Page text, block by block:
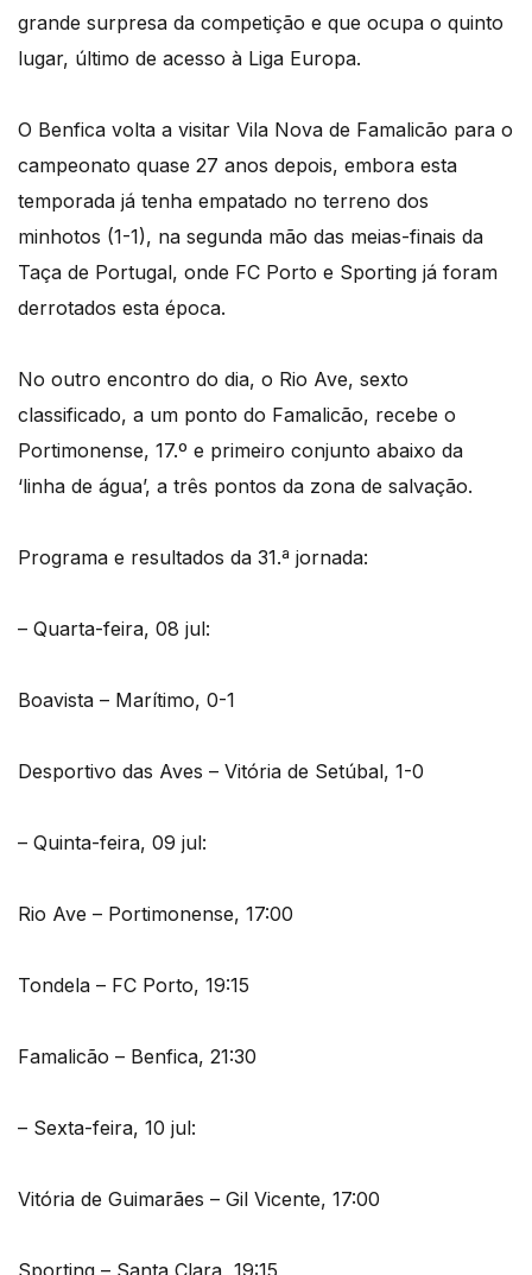
grande surpresa da competição e que ocupa o quinto
lugar, último de acesso à Liga Europa.
O Benfica volta a visitar Vila Nova de Famalicão para o
campeonato quase 27 anos depois, embora esta
temporada já tenha empatado no terreno dos
minhotos (1-1), na segunda mão das meias-finais da
Taça de Portugal, onde FC Porto e Sporting já foram
derrotados esta época.
No outro encontro do dia, o Rio Ave, sexto
classificado, a um ponto do Famalicão, recebe o
Portimonense, 17.º e primeiro conjunto abaixo da
‘linha de água’, a três pontos da zona de salvação.
Programa e resultados da 31.ª jornada:
– Quarta-feira, 08 jul:
Boavista – Marítimo, 0-1
Desportivo das Aves – Vitória de Setúbal, 1-0
– Quinta-feira, 09 jul:
Rio Ave – Portimonense, 17:00
Tondela – FC Porto, 19:15
Famalicão – Benfica, 21:30
– Sexta-feira, 10 jul:
Vitória de Guimarães – Gil Vicente, 17:00
Sporting – Santa Clara, 19:15